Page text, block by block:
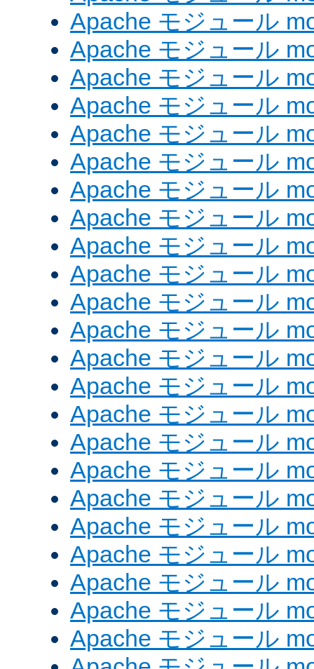
Apache モジュール
Apache モジュール
Apache モジュール
Apache モジュール
Apache モジュール
Apache モジュール
Apache モジュール
Apache モジュール
Apache モジュール
Apache モジュール
Apache モジュール
Apache モジュール
Apache モジュール
Apache モジュール
Apache モジュール
Apache モジュール
Apache モジュール
Apache モジュール
Apache モジュール
Apache モジュール
Apache モジュール
Apache モジュール
Apache モジュール